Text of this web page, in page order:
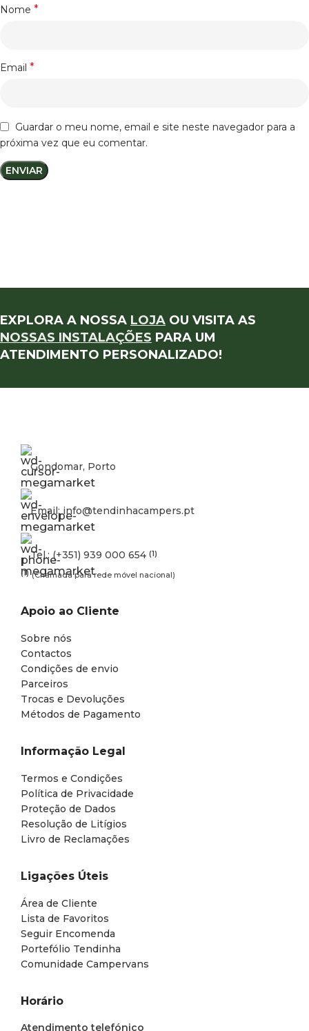
Nome *
Email *
Guardar o meu nome, email e site neste navegador para a
próxima vez que eu comentar.
EXPLORA A NOSSA LOJA OU VISITA AS
NOSSAS INSTALAÇÕES PARA UM
ATENDIMENTO PERSONALIZADO!
Gondomar, Porto
Email: info@tendinhacampers.pt
Tel.: (+351) 939 000 654 (1)
(1) (Chamada para rede móvel nacional)
Apoio ao Cliente
Sobre nós
Contactos
Condições de envio
Parceiros
Trocas e Devoluções
Métodos de Pagamento
Informação Legal
Termos e Condições
Política de Privacidade
Proteção de Dados
Resolução de Litígios
Livro de Reclamações
Ligações Úteis
Área de Cliente
Lista de Favoritos
Seguir Encomenda
Portefólio Tendinha
Comunidade Campervans
Horário
Atendimento telefónico